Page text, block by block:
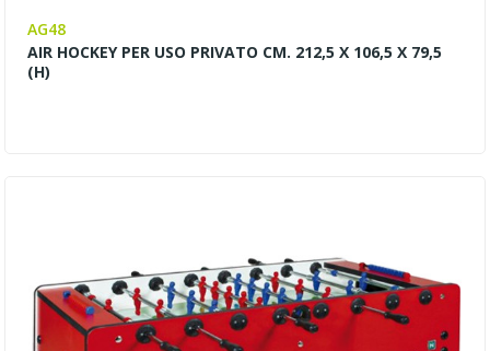
AG48
AIR HOCKEY PER USO PRIVATO CM. 212,5 X 106,5 X 79,5
(H)